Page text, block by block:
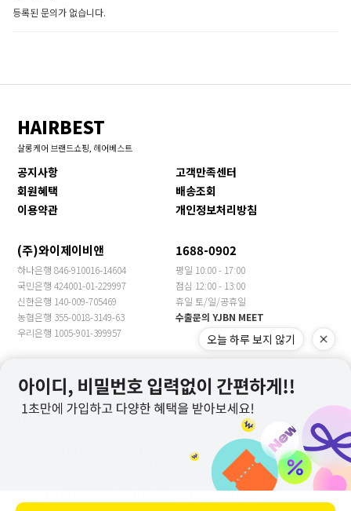
등록된 문의가 없습니다.
HAIRBEST
살롱케어 브랜드쇼핑, 헤어베스트
공지사항
고객만족센터
회원혜택
배송조회
이용약관
개인정보처리방침
(주)와이제이비앤 1688-0902
하나은행 846-910016-14604
국민은행 424001-01-229997
신한은행 140-009-705469
농협은행 355-0018-3149-63
우리은행 1005-901-399957
평일 10:00 - 17:00
점심 12:00 - 13:00
휴일 토/일/공휴일
수출문의 YJBN MEET
COMPANY : 주식회사 와이제이비앤 CEO : 장은주
ADDRESS : 경기도 광주시 봉골길81번길 13(문형동)
COPYRIGHT(C) 주식회사 와이제이비앤 ALL RIGHT RESERVED.
오늘 하루 보지 않기